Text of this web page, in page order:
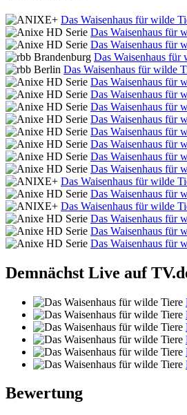
Das Waisenhaus für wilde
Das Waisenhaus für
Das Waisenhaus für
Das Waisenhaus für
Das Waisenhaus für wilde
Das Waisenhaus für
Das Waisenhaus für
Das Waisenhaus für
Das Waisenhaus für
Das Waisenhaus für
Das Waisenhaus für
Das Waisenhaus für
Das Waisenhaus für
Das Waisenhaus für wilde
Das Waisenhaus für
Das Waisenhaus für wilde
Das Waisenhaus für
Das Waisenhaus für
Das Waisenhaus für
Demnächst Live auf
Bewertung